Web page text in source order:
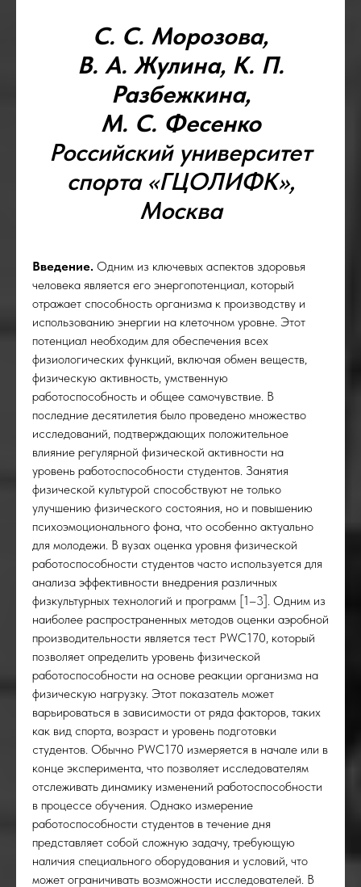
С. С. Морозова,
В. А. Жулина, К. П.
Разбежкина,
М. С. Фесенко
Российский университет
спорта «ГЦОЛИФК»,
Москва
Введение. Одним из ключевых аспектов здоровья
человека является его энергопотенциал, который
отражает способность организма к производству и
использованию энергии на клеточном уровне. Этот
потенциал необходим для обеспечения всех
физиологических функций, включая обмен веществ,
физическую активность, умственную
работоспособность и общее самочувствие. В
последние десятилетия было проведено множество
исследований, подтверждающих положительное
влияние регулярной физической активности на
уровень работоспособности студентов. Занятия
физической культурой способствуют не только
улучшению физического состояния, но и повышению
психоэмоционального фона, что особенно актуально
для молодежи. В вузах оценка уровня физической
работоспособности студентов часто используется для
анализа эффективности внедрения различных
физкультурных технологий и программ [1–3]. Одним из
наиболее распространенных методов оценки аэробной
производительности является тест PWC170, который
позволяет определить уровень физической
работоспособности на основе реакции организма на
физическую нагрузку. Этот показатель может
варьироваться в зависимости от ряда факторов, таких
как вид спорта, возраст и уровень подготовки
студентов. Обычно PWC170 измеряется в начале или в
конце эксперимента, что позволяет исследователям
отслеживать динамику изменений работоспособности
в процессе обучения. Однако измерение
работоспособности студентов в течение дня
представляет собой сложную задачу, требующую
наличия специального оборудования и условий, что
может ограничивать возможности исследователей. В